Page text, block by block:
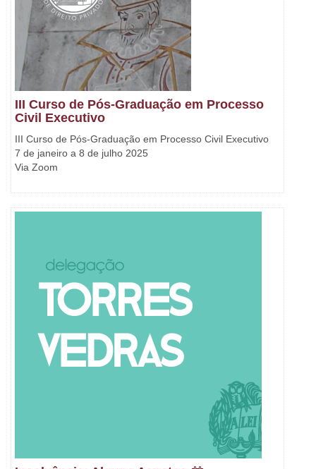
III Curso de Pós-Graduação em Processo
Civil Executivo
III Curso de Pós-Graduação em Processo Civil Executivo
7 de janeiro a 8 de julho 2025
Via Zoom